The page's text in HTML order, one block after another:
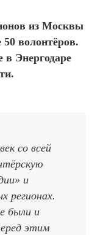
из Москвы
50 волонтёров.
в Энергодаре
со всей
и
регионах.
были и
этим